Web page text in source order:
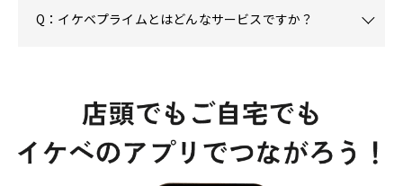
Q：イケベプライムとはどんなサービスですか？